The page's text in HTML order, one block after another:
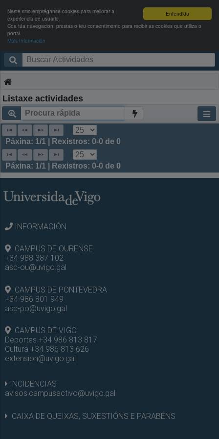
Entendido
Neste sitio empréganse cookies para mellorar a
experiencia de usuario.
Coa túa navegación, prestas o teu consentimento para recibir as cookies que utiliza o
portal.
Máis Información
Listaxe actividades
Páxina: 1/1 | Rexistros: 0-0 de 0
Páxina: 1/1 | Rexistros: 0-0 de 0
INFORMACIÓN
CAMPUS DE OURENSE
+34 988 387 102
asc-ou@uvigo.gal
CAMPUS DE PONTEVEDRA
+34 986 801 949
asc-po@uvigo.gal
CAMPUS DE VIGO
Deportes +34 986 813 817
Cultura +34 986 813 626
extension@uvigo.gal
INCIDENCIAS
avisos.campusactivo@uvigo.gal
CAIXA DE QUEIXAS, SUXESTIÓNS E PARABÉNS